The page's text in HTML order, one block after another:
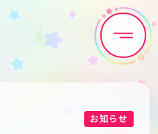
News
Discography
お知らせ